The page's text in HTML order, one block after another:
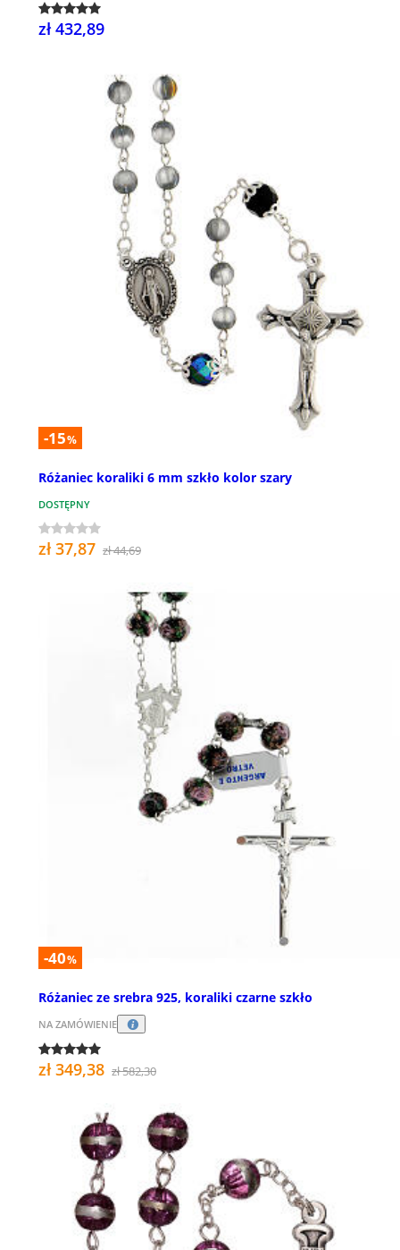
zł 432,89
-15%
Różaniec koraliki 6 mm szkło kolor szary
DOSTĘPNY
zł 37,87 zł 44,69
-40%
Różaniec ze srebra 925, koraliki czarne szkło
NA ZAMÓWIENIE
zł 349,38 zł 582,30